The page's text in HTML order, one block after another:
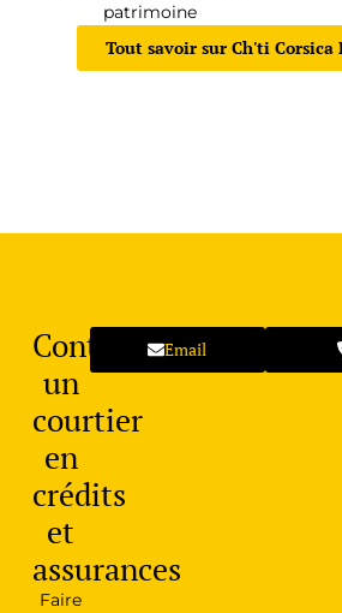
patrimoine
Tout savoir sur Ch'ti
Contactez
un
courtier
en
crédits
et
assurances
Faire
Email